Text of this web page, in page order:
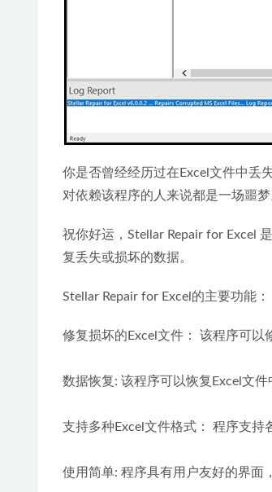
你是否曾经经历过在Excel文件中丢
对依赖该程序的人来说都是一场噩梦
祝你好运，Stellar Repair for Excel
复丢失或损坏的数据。
Stellar Repair for Excel的主要功能：
修复损坏的Excel文件： 该程序可以
数据恢复: 该程序可以恢复Excel文
支持多种Excel文件格式： 程序支持
使用简单: 程序具有用户友好的界面